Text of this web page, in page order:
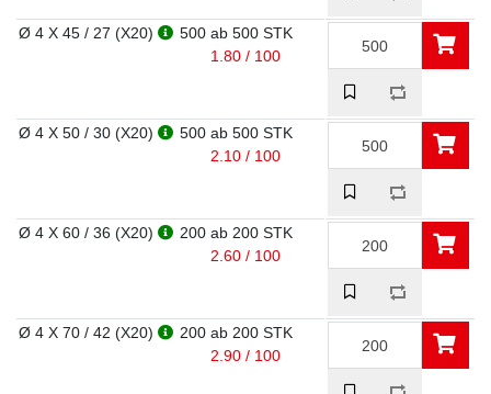
Ø 4 X 45 / 27 (X20) 500 ab 500 STK
1.80 / 100
Ø 4 X 50 / 30 (X20) 500 ab 500 STK
2.10 / 100
Ø 4 X 60 / 36 (X20) 200 ab 200 STK
2.60 / 100
Ø 4 X 70 / 42 (X20) 200 ab 200 STK
2.90 / 100